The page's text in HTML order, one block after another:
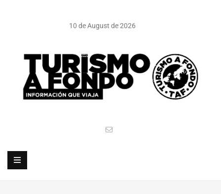
10 de August de 2026